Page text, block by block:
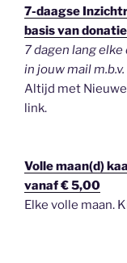
7-daagse
basis van
7 dagen lang
in jouw mail
Altijd met
link.
Volle maan(d)
vanaf € 5,00
Elke volle maan.